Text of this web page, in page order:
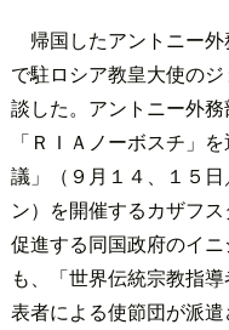
帰国したアントニー
で駐ロシア教皇大使の
談した。アントニー外
「ＲＩＡノーボスチ」
議」（９月１４、１５
ン）を開催するカザフ
促進する同国政府のイ
も、「世界伝統宗教指
表者による使節団が派